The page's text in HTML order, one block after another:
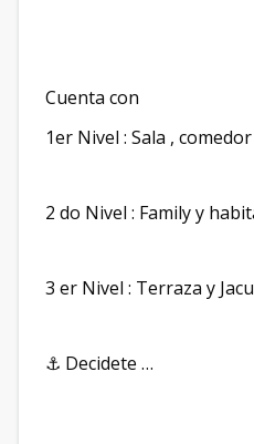
Cuenta con
1er Nivel : Sala ,
2 do Nivel : Family y
3 er Nivel : Terraza y
⚓️ Decidete …